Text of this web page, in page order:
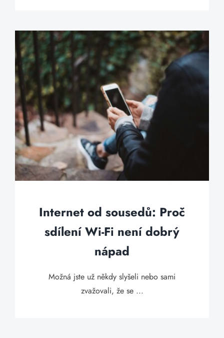
Internet od sousedů: Proč
sdílení Wi-Fi není dobrý
nápad
Možná jste už někdy slyšeli nebo sami
zvažovali, že se ...